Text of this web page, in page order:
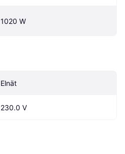
1020 W
Elnät
230.0 V